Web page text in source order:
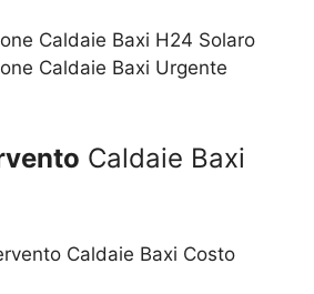
Caldaie Baxi H24 Solaro
Caldaie Baxi Urgente
Caldaie Baxi
Caldaie Baxi Costo